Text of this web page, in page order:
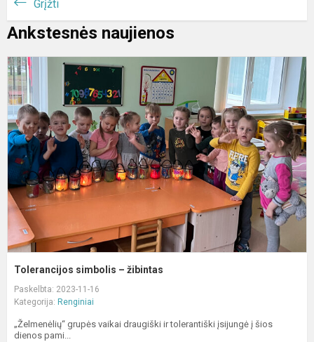
Grįžti
Ankstesnės naujienos
Tolerancijos simbolis – žibintas
Paskelbta: 2023-11-16
Kategorija: Renginiai
„Želmenėlių“ grupės vaikai draugiški ir tolerantiški įsijungė į šios
dienos pami...